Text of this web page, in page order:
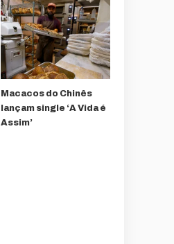
Macacos do Chinês
lançam single ‘A Vida é
Assim’